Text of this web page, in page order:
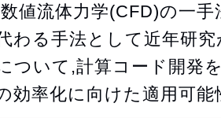
値流体力学(CFD)の一
わる手法として近年研
ついて,計算コード開発
効率化に向けた適用可